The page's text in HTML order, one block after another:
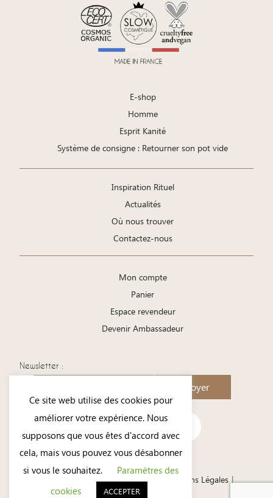
E-shop
Homme
Esprit Kanité
Système de consigne : Retourner son pot vide
Inspiration Rituel
Actualités
Où nous trouver
Contactez-nous
Mon compte
Panier
Espace revendeur
Devenir Ambassadeur
Newsletter :
Envoyer
Conditions Générales de Ventes
Mentions Légales
Politique de confidentialité
Ce site web utilise des cookies pour
améliorer votre expérience. Nous
supposons que vous êtes d'accord avec
cela, mais vous pouvez vous désabonner
si vous le souhaitez.
Paramètres des
cookies
ACCEPTER